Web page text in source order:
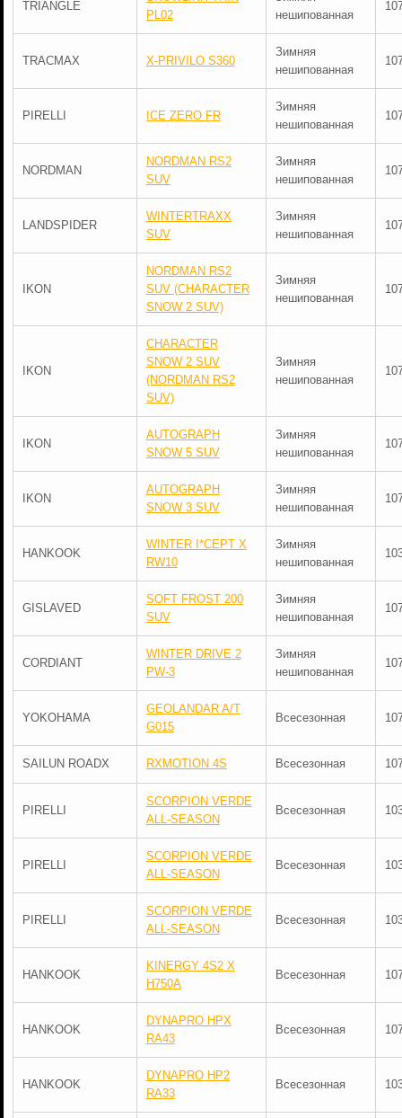
TRIANGLE
PL02
нешипованная
TRACMAX X-PRIVILO S360
Зимняя
нешипованная
PIRELLI ICE ZERO FR
Зимняя
нешипованная
NORDMAN
NORDMAN RS2
SUV
Зимняя
нешипованная
LANDSPIDER
WINTERTRAXX
SUV
Зимняя
нешипованная
IKON
NORDMAN RS2
SUV (CHARACTER
SNOW 2 SUV)
Зимняя
нешипованная
IKON
CHARACTER
SNOW 2 SUV
(NORDMAN RS2
SUV)
Зимняя
нешипованная
IKON
AUTOGRAPH
SNOW 5 SUV
Зимняя
нешипованная
IKON
AUTOGRAPH
SNOW 3 SUV
Зимняя
нешипованная
HANKOOK
WINTER I*CEPT X
RW10
Зимняя
нешипованная
GISLAVED
SOFT FROST 200
SUV
Зимняя
нешипованная
CORDIANT
WINTER DRIVE 2
PW-3
Зимняя
нешипованная
YOKOHAMA
GEOLANDAR A/T
G015
Всесезонная
SAILUN ROADX RXMOTION 4S Всесезонная
PIRELLI
SCORPION VERDE
ALL-SEASON
Всесезонная
PIRELLI
SCORPION VERDE
ALL-SEASON
Всесезонная
PIRELLI
SCORPION VERDE
ALL-SEASON
Всесезонная
HANKOOK
KINERGY 4S2 X
H750A
Всесезонная
HANKOOK
DYNAPRO HPX
RA43
Всесезонная
HANKOOK
DYNAPRO HP2
RA33
Всесезонная